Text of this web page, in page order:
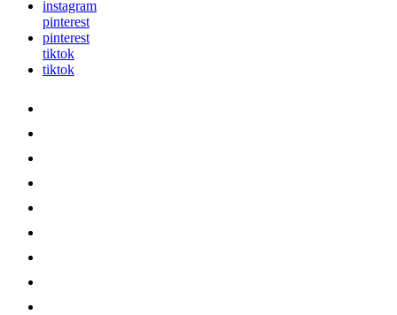
instagram
pinterest
pinterest
tiktok
tiktok